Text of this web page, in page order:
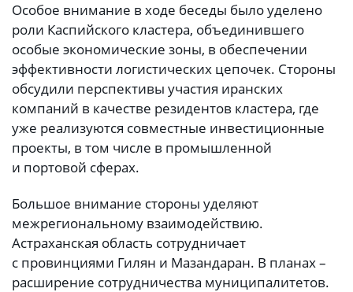
Особое внимание в ходе беседы было уделено
роли Каспийского кластера, объединившего
особые экономические зоны, в обеспечении
эффективности логистических цепочек. Стороны
обсудили перспективы участия иранских
компаний в качестве резидентов кластера, где
уже реализуются совместные инвестиционные
проекты, в том числе в промышленной
и портовой сферах.
Большое внимание стороны уделяют
межрегиональному взаимодействию.
Астраханская область сотрудничает
с провинциями Гилян и Мазандаран. В планах –
расширение сотрудничества муниципалитетов.